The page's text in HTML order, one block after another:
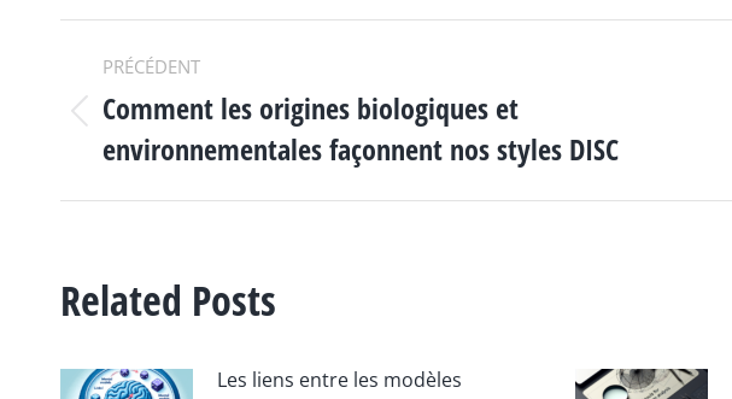
NAVIGATION
ARTICLE
PRÉCÉDENT
Article
précédent
:
Comment les origines biologiques et
environnementales façonnent nos styles DISC
Related Posts
Les liens entre les modèles